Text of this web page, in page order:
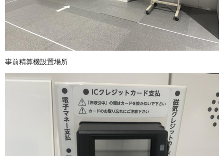
事前精算機設置場所